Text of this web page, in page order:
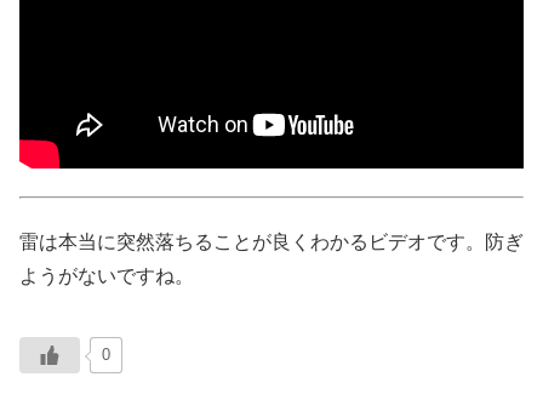
雷は本当に突然落ちることが良くわかるビデオです。防ぎ
ようがないですね。
0